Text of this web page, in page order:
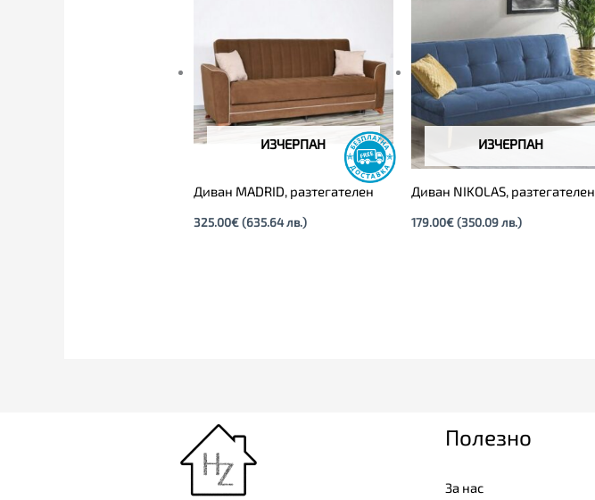
ИЗЧЕРПАН
Диван MADRID, разтегателен
325.00€(635.64 лв.)
ИЗЧЕРПАН
Диван NIKOLAS, разтегателен
179.00€ (350.09 лв.)
Полезно
За нас